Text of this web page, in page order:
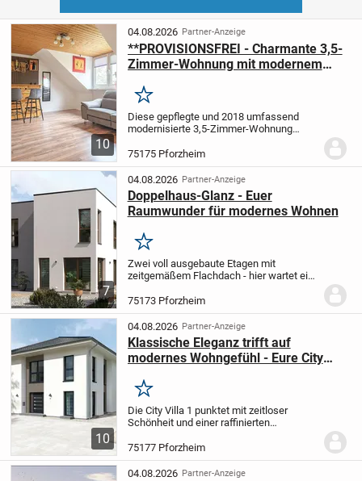
10
04.08.2026 Partner-Anzeige
**PROVISIONSFREI - Charmante 3,5-
Zimmer-Wohnung mit modernem
Merken
Diese gepflegte und 2018 umfassend
modernisierte 3,5-Zimmer-Wohnung
Grundriss und ein angenehmes
Wohngefühl - perfekt für Alleinnutzer,
Paare oder kleine Familien.
75175 Pforzheim
7
04.08.2026 Partner-Anzeige
Doppelhaus-Glanz - Euer
Raumwunder für modernes Wohnen
Merken
Zwei voll ausgebaute Etagen mit
zeitgemäßem Flachdach - hier wartet ein
Doppelhaushälfte Double 8 begeistert mit
großzügigem Platzangebot und
stylischem Design. Im...
75173 Pforzheim
10
04.08.2026 Partner-Anzeige
Klassische Eleganz trifft auf
modernes Wohngefühl - Eure City
Merken
Die City Villa 1 punktet mit zeitloser
Schönheit und einer raffinierten
und Essbereich schafft Ihr gemeinsam
Erinnerungen und erlebt entspannte
Stunden. Im...
75177 Pforzheim
04.08.2026 Partner-Anzeige